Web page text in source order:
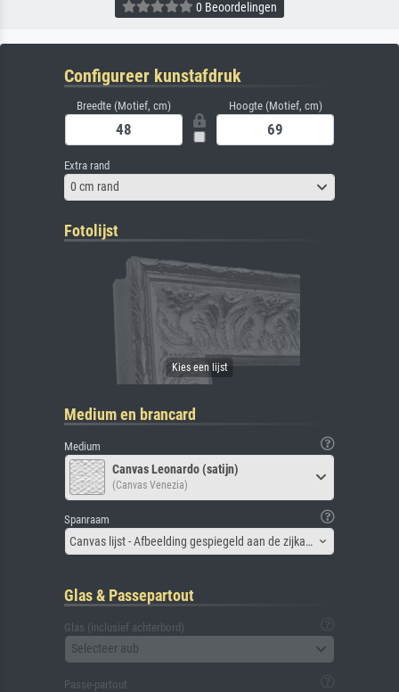
0 Beoordelingen
Configureer kunstafdruk
Breedte (Motief, cm) Hoogte (Motief, cm)
Extra rand
0 cm rand
Fotolijst
Medium en brancard
Medium
Canvas Leonardo (satijn)
(Canvas Venezia)
Spanraam
Canvas lijst - Afbeelding gespiegeld aan de zijkant
Glas & Passepartout
Glas (inclusief achterbord)
Selecteer aub
Passe-partout